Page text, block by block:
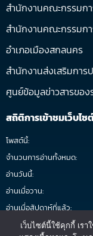
สำนักงานคณะกรรมก
สำนักงานคณะกรรมก
อำเภอเมืองสกลนคร
สำนักงานส่งเสริมกา
ศูนย์ข้อมูลข่าวสารขอ
สถิติการเข้าชมเว็บไซ
โพสต์นี้:
จำนวนการอ่านทั้งหมด:
อ่านวันนี้:
อ่านเมื่อวาน:
อ่านเมื่อสัปดาห์ที่แล้ว:
อ่านต่อเดือน:
เว็บไซต์นี้ใช้คุกกี้ เร